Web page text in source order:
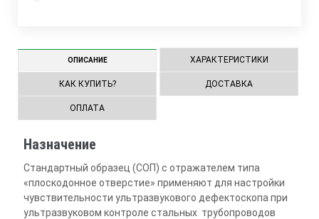
ОПИСАНИЕ ХАРАКТЕРИСТИКИ
КАК КУПИТЬ? ДОСТАВКА
ОПЛАТА
Назначение
Стандартный образец (СОП) с отражателем типа
«плоскодонное отверстие» применяют для настройки
чувствительности ультразвукового дефектоскопа при
ультразвуковом контроле стальных трубопроводов